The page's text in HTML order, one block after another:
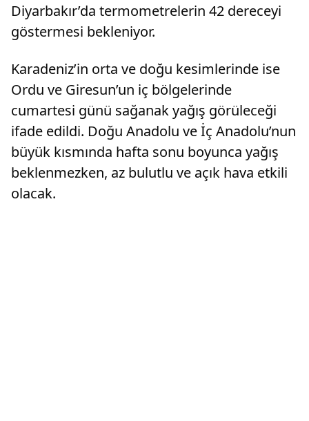
Diyarbakır’da termometrelerin 42 dereceyi
göstermesi bekleniyor.
Karadeniz’in orta ve doğu kesimlerinde ise
Ordu ve Giresun’un iç bölgelerinde
cumartesi günü sağanak yağış görüleceği
ifade edildi. Doğu Anadolu ve İç Anadolu’nun
büyük kısmında hafta sonu boyunca yağış
beklenmezken, az bulutlu ve açık hava etkili
olacak.